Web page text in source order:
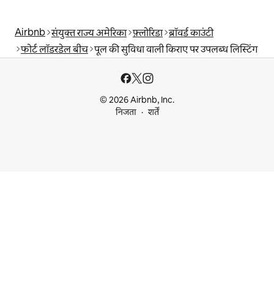
Airbnb संयुक्त राज्य अमेरिका फ़्लोरिडा ब्रॉवर्ड काउंटी
फोर्ट लॉडरडेल बीच पूल की सुविधा वाली किराए पर उपलब्ध लिस्टिंग
© 2026 Airbnb, Inc.
निजता
शर्तें